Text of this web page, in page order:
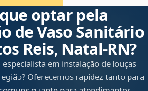
optar pela
de Vaso Sanitário
Reis, Natal‑RN?
em instalação de louças
Oferecemos rapidez tanto para